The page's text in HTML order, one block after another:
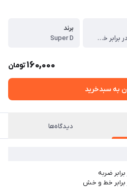
مقاومت در برابر ضربه ، مقاومت در برابر خط و خش ، با دوام
برند
Super D
160,000تومان
به سبدخرید
دیدگاه‌ها
ضربه
برابر خط و خش